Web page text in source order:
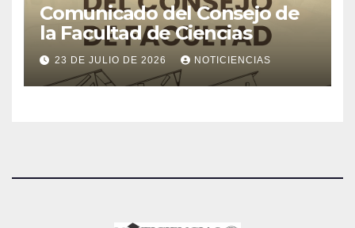
Comunicado del Consejo de
la Facultad de Ciencias
23 DE JULIO DE 2026 NOTICIENCIAS